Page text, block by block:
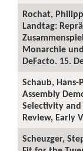
Rochat,
Landtag:
Monarchie
DeFacto. 15.
Schaub,
Assembly
Selectivity and
Review, Early
Scheuzger,